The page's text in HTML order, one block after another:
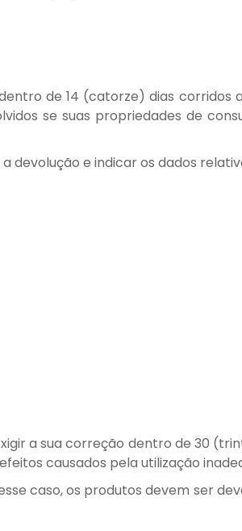
de 14 (catorze) dias
se suas propriedades de
devolução e indicar os dados
a sua correção dentro de 30
causados pela utilização
caso, os produtos devem ser